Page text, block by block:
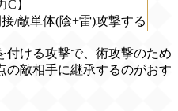
C】
/敵単体(陰+雷)攻撃する
付ける攻撃で、術攻撃のため
の敵相手に継承するのがおす